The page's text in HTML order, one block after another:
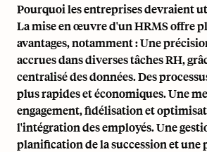
Pourquoi les entreprises devraient
La mise en œuvre d'un HRMS offre
avantages, notamment : Une
accrues dans diverses tâches RH,
centralisé des données. Des
plus rapides et économiques. Une
engagement, fidélisation et
l'intégration des employés. Une
planification de la succession et une